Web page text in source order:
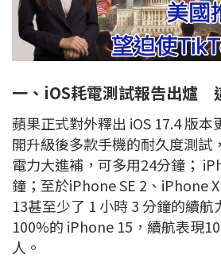
一、iOS耗電測試報告出爐
蘋果正式對外釋出 iOS 17.4 版
開升級後多款手機的耐久度測試
電力大進補，可多用24分鐘；
鐘；至於iPhone SE 2、iPhone
13甚至少了 1 小時 3 分鐘的續
100%的 iPhone 15，續航表現
人。